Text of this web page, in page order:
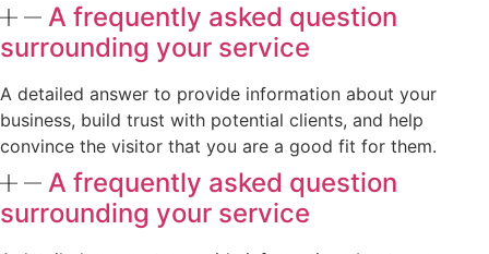
A frequently asked question
surrounding your service
A detailed answer to provide information about your
business, build trust with potential clients, and help
convince the visitor that you are a good fit for them.
A frequently asked question
surrounding your service